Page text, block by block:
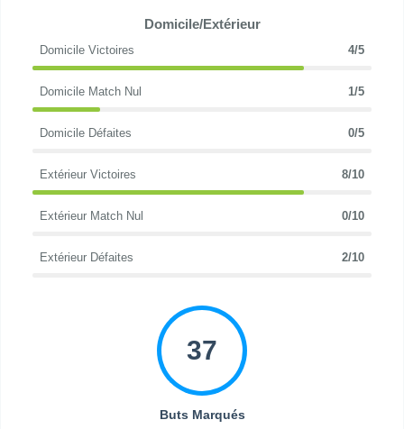
Domicile/Extérieur
Domicile Victoires 4/5
Domicile Match Nul 1/5
Domicile Défaites 0/5
Extérieur Victoires 8/10
Extérieur Match Nul 0/10
Extérieur Défaites 2/10
37
Buts Marqués